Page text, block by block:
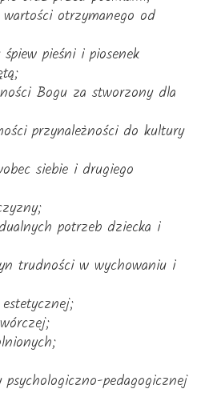
otrzymanego od
pieśni i piosenek
Bogu za stworzony dla
przynależności do kultury
siebie i drugiego
potrzeb dziecka i
trudności w wychowaniu i
pedagogicznej